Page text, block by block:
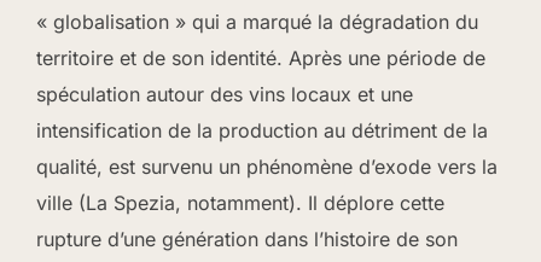
« globalisation » qui a marqué la dégradation du
territoire et de son identité. Après une période de
spéculation autour des vins locaux et une
intensification de la production au détriment de la
qualité, est survenu un phénomène d’exode vers la
ville (La Spezia, notamment). Il déplore cette
rupture d’une génération dans l’histoire de son